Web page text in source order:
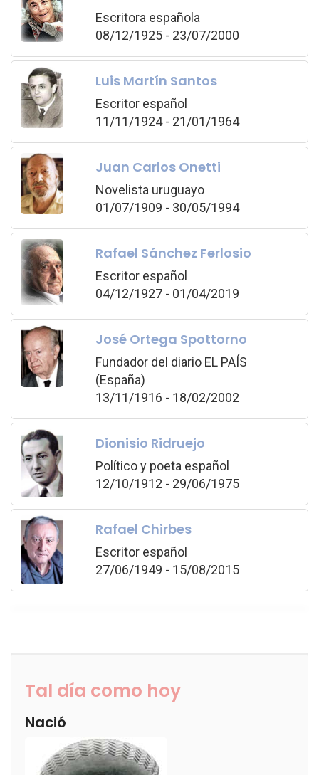
Escritora española
08/12/1925 - 23/07/2000
Luis Martín Santos
Escritor español
11/11/1924 - 21/01/1964
Juan Carlos Onetti
Novelista uruguayo
01/07/1909 - 30/05/1994
Rafael Sánchez Ferlosio
Escritor español
04/12/1927 - 01/04/2019
José Ortega Spottorno
Fundador del diario EL PAÍS
(España)
13/11/1916 - 18/02/2002
Dionisio Ridruejo
Político y poeta español
12/10/1912 - 29/06/1975
Rafael Chirbes
Escritor español
27/06/1949 - 15/08/2015
Tal día como hoy
Nació